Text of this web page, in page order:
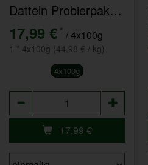
Datteln Probierpaket 4 Sorten
17,99 € * / 4x100g
1 * 4x100g (44,98 € / kg)
4x100g
17,99 €